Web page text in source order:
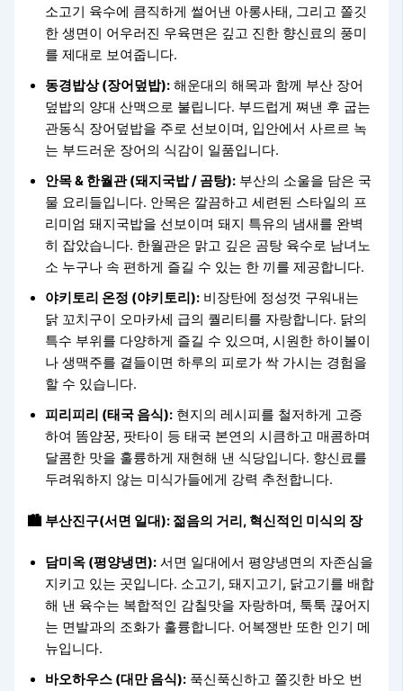
소고기 육수에 큼직하게 썰어낸 아롱사태, 그리고 쫄깃
한 생면이 어우러진 우육면은 깊고 진한 향신료의 풍미
를 제대로 보여줍니다.
동경밥상 (장어덮밥): 해운대의 해목과 함께 부산 장어
덮밥의 양대 산맥으로 불립니다. 부드럽게 쪄낸 후 굽는
관동식 장어덮밥을 주로 선보이며, 입안에서 사르르 녹
는 부드러운 장어의 식감이 일품입니다.
안목 & 한월관 (돼지국밥 / 곰탕): 부산의 소울을 담은 국
물 요리들입니다. 안목은 깔끔하고 세련된 스타일의 프
리미엄 돼지국밥을 선보이며 돼지 특유의 냄새를 완벽
히 잡았습니다. 한월관은 맑고 깊은 곰탕 육수로 남녀노
소 누구나 속 편하게 즐길 수 있는 한 끼를 제공합니다.
야키토리 온정 (야키토리): 비장탄에 정성껏 구워내는
닭 꼬치구이 오마카세 급의 퀄리티를 자랑합니다. 닭의
특수 부위를 다양하게 즐길 수 있으며, 시원한 하이볼이
나 생맥주를 곁들이면 하루의 피로가 싹 가시는 경험을
할 수 있습니다.
피리피리 (태국 음식): 현지의 레시피를 철저하게 고증
하여 똠얌꿍, 팟타이 등 태국 본연의 시큼하고 매콤하며
달콤한 맛을 훌륭하게 재현해 낸 식당입니다. 향신료를
두려워하지 않는 미식가들에게 강력 추천합니다.
🏙️ 부산진구(서면 일대): 젊음의 거리, 혁신적인 미식의 장
담미옥 (평양냉면): 서면 일대에서 평양냉면의 자존심을
지키고 있는 곳입니다. 소고기, 돼지고기, 닭고기를 배합
해 낸 육수는 복합적인 감칠맛을 자랑하며, 툭툭 끊어지
는 면발과의 조화가 훌륭합니다. 어복쟁반 또한 인기 메
뉴입니다.
바오하우스 (대만 음식): 푹신푹신하고 쫄깃한 바오 번